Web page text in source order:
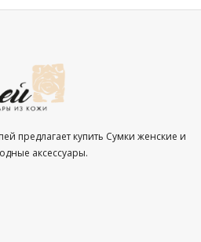
предлагает купить Сумки женские и
аксессуары.